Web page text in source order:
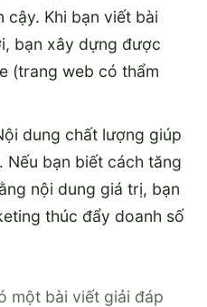
cậy. Khi bạn viết bài
bạn xây dựng được
(trang web có thẩm
dung chất lượng giúp
Nếu bạn biết cách tăng
nội dung giá trị, bạn
thúc đẩy doanh số
một bài viết giải đáp